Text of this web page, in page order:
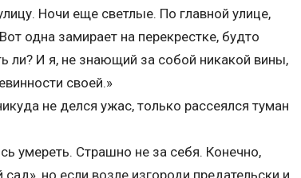
Ночи еще светлые. По главной улице,
одна замирает на перекрестке, будто
ли? И я, не знающий за собой никакой вины,
своей.»
не делся ужас, только рассеялся туман
умереть. Страшно не за себя. Конечно,